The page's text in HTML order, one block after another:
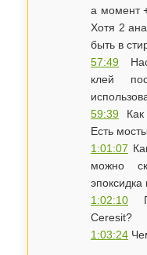
а момент
Хотя 2
быть в
57:49
клей
59:39 Как
Есть
1:01:07
можно
эпоксидка
1:02:10
Ceresit?
1:03:24